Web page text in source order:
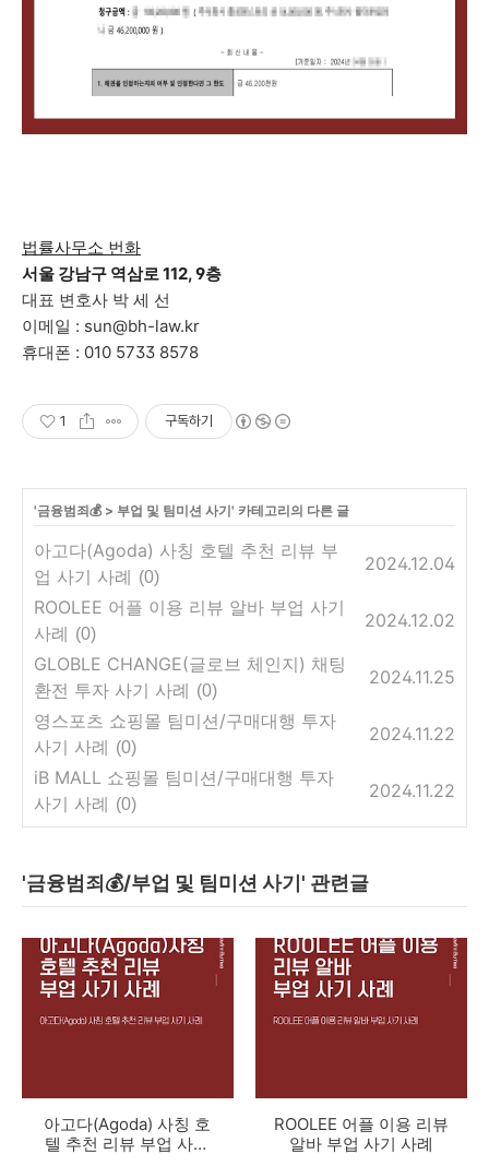
법률사무소 번화
서울 강남구 역삼로 112, 9층
대표 변호사 박 세 선
이메일 : sun@bh-law.kr
휴대폰 : 010 5733 8578
1 구독하기
'금융범죄💰> 부업 및 팀미션 사기' 카테고리의 다른 글
아고다(Agoda) 사칭 호텔 추천 리뷰 부
업 사기 사례 (0)
2024.12.04
ROOLEE 어플 이용 리뷰 알바 부업 사기
사례 (0)
2024.12.02
GLOBLE CHANGE(글로브 체인지) 채팅
환전 투자 사기 사례 (0)
2024.11.25
영스포츠 쇼핑몰 팀미션/구매대행 투자
사기 사례 (0)
2024.11.22
iB MALL 쇼핑몰 팀미션/구매대행 투자
사기 사례 (0)
2024.11.22
'금융범죄💰/부업 및 팀미션 사기' 관련글
아고다(Agoda) 사칭 호
텔 추천 리뷰 부업 사기
ROOLEE 어플 이용 리뷰
알바 부업 사기 사례